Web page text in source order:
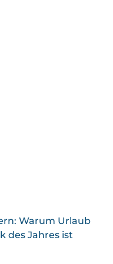
Warum Urlaub
des Jahres ist